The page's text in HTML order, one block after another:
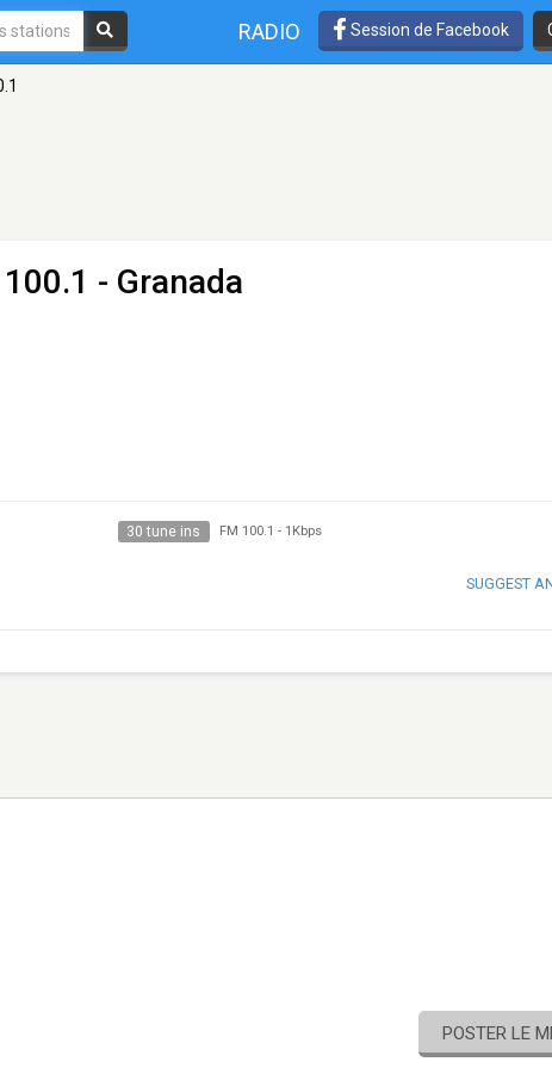
RADIO Session de Facebook
- Granada
30 tune ins FM 100.1 - 1Kbps
SUGGEST
POSTER LE